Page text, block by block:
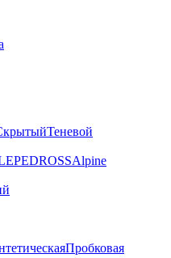
Теневой
PEDROSSAlpine
Пробковая